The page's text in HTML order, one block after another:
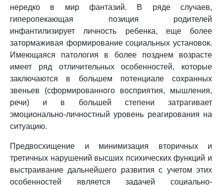
нередко в мир фантазий. В ряде случаев,
гиперопекающая позиция родителей
инфантилизирует личность ребенка, еще более
затормаживая формирование социальных установок.
Имеющаяся патология в более позднем возрасте
имеет ряд отличительных особенностей, которые
заключаются в большем потенциале сохранных
звеньев (сформированного восприятия, мышления,
речи) и в большей степени затрагивает
эмоционально-личностный уровень реагирования на
ситуацию.
Предвосхищение и минимизация вторичных и
третичных нарушений высших психических функций и
выстраивание дальнейшего развития с учетом этих
особенностей является задачей социально-